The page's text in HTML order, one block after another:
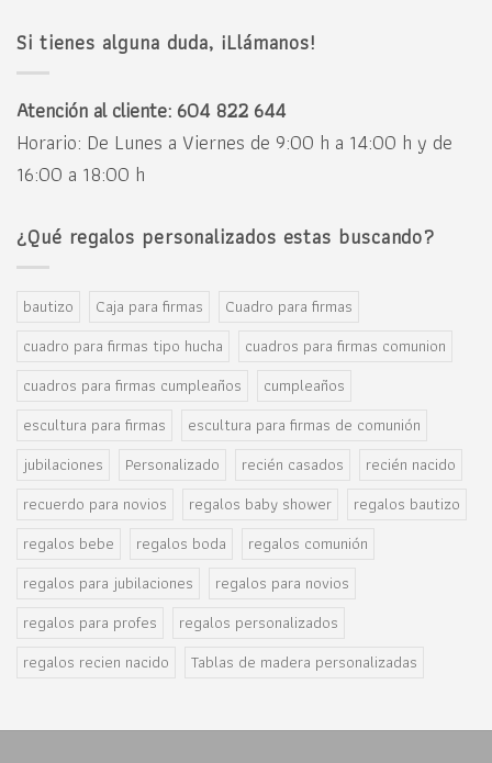
Si tienes alguna duda, ¡Llámanos!
Atención al cliente: 604 822 644
Horario: De Lunes a Viernes de 9:00 h a 14:00 h y de
16:00 a 18:00 h
¿Qué regalos personalizados estas buscando?
bautizo Caja para firmas
Cuadro para firmas
cuadro para firmas tipo hucha
cuadros para firmas comunion
cuadros para firmas cumpleaños
cumpleaños
escultura para firmas
escultura para firmas de comunión
jubilaciones
Personalizado recién casados
recién nacido
recuerdo para novios
regalos baby shower
regalos bautizo
regalos bebe
regalos boda
regalos comunión
regalos para jubilaciones
regalos para novios
regalos para profes
regalos personalizados
regalos recien nacido
Tablas de madera personalizadas